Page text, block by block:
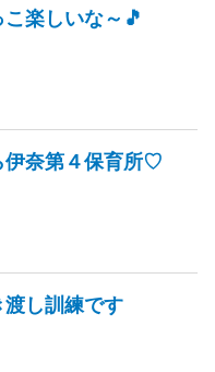
楽しいな～🎵
伊奈第４保育所♡
渡し訓練です